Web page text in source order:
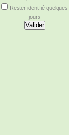
Rester identifié quelques
jours